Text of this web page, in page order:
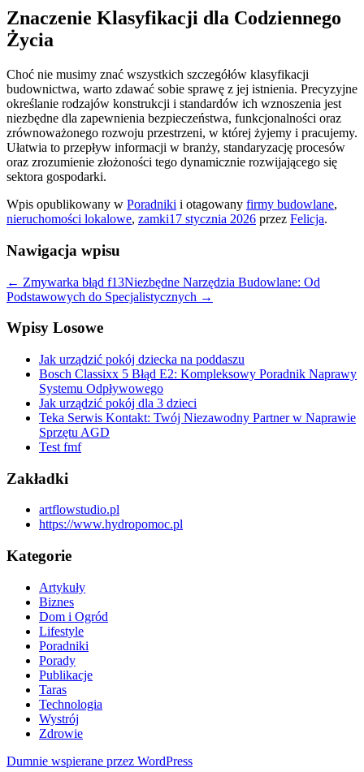
Znaczenie Klasyfikacji dla Codziennego
Życia
Choć nie musimy znać wszystkich szczegółów klasyfikacji
budownictwa, warto zdawać sobie sprawę z jej istnienia. Precyzyjne
określanie rodzajów konstrukcji i standardów ich wznoszenia jest
niezbędne dla zapewnienia bezpieczeństwa, funkcjonalności oraz
zrównoważonego rozwoju przestrzeni, w której żyjemy i pracujemy.
Ułatwia to przepływ informacji w branży, standaryzację procesów
oraz zrozumienie złożoności tego dynamicznie rozwijającego się
sektora gospodarki.
Wpis opublikowany w Poradniki i otagowany firmy budowlane,
nieruchomości lokalowe, zamki17 stycznia 2026 przez Felicja.
Nawigacja wpisu
← Zmywarka błąd f13Niezbędne Narzędzia Budowlane: Od
Podstawowych do Specjalistycznych →
Wpisy Losowe
Jak urządzić pokój dziecka na poddaszu
Bosch Classixx 5 Błąd E2: Kompleksowy Poradnik Naprawy
Systemu Odpływowego
Jak urządzić pokój dla 3 dzieci
Teka Serwis Kontakt: Twój Niezawodny Partner w Naprawie
Sprzętu AGD
Test fmf
Zakładki
artflowstudio.pl
https://www.hydropomoc.pl
Kategorie
Artykuły
Biznes
Dom i Ogród
Lifestyle
Poradniki
Porady
Publikacje
Taras
Technologia
Wystrój
Zdrowie
Dumnie wspierane przez WordPress